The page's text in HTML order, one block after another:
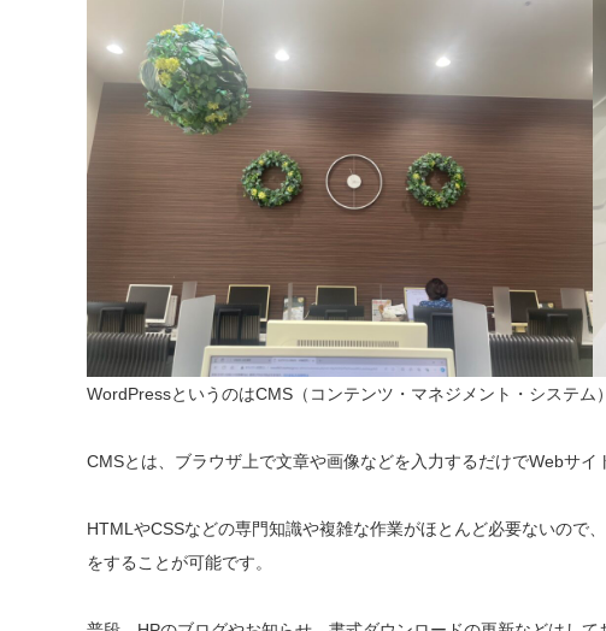
WordPressというのはCMS（コンテンツ・マネジメント・システム
CMSとは、ブラウザ上で文章や画像などを入力するだけでWebサイ
HTMLやCSSなどの専門知識や複雑な作業がほとんど必要ないので
をすることが可能です。